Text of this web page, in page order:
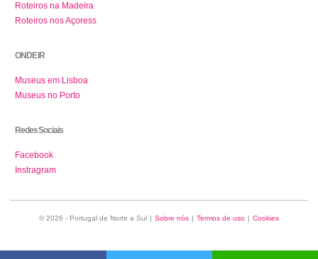
Roteiros na Madeira
Roteiros nos Açoress
ONDE IR
Museus em Lisboa
Museus no Porto
Redes Sociais
Facebook
Instragram
© 2026 - Portugal de Norte a Sul | Sobre nós | Termos de uso | Cookies